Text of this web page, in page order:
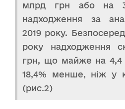
млрд грн або на
надходження за
2019 року.
року надходження
грн, що майже на 4,4
18,4% менше, ніж у
(рис.2)